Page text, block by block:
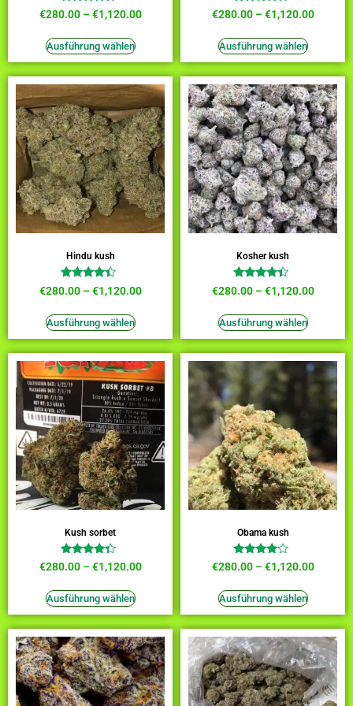
Bewertet
mit
von 5
€280.00–€1,120.00
Ausführung wählen
Bewertet
mit
von 5
€280.00–€1,120.00
Ausführung wählen
Hindu kush
Bewertet
mit
von 5
€280.00–€1,120.00
Ausführung wählen
Kosher kush
Bewertet
mit
von 5
€280.00–€1,120.00
Ausführung wählen
Kush sorbet
Bewertet
mit
von 5
€280.00–€1,120.00
Ausführung wählen
Obama kush
Bewertet
mit
von 5
€280.00–€1,120.00
Ausführung wählen